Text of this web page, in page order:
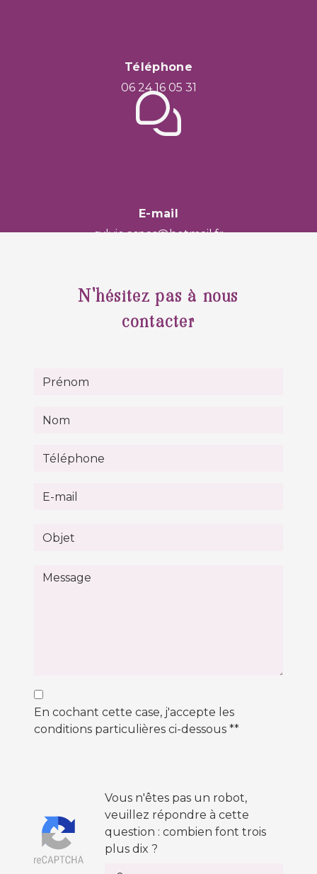
Téléphone
06 24 16 05 31
E-mail
sylvie.aspas@hotmail.fr
N'hésitez pas à nous
contacter
En cochant cette case, j'accepte les
conditions particulières ci-dessous **
Vous n'êtes pas un robot,
veuillez répondre à cette
question : combien font trois
plus dix ?